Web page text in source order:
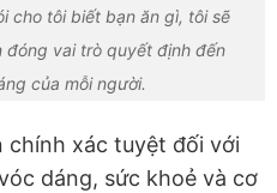
cho tôi biết bạn ăn gì, tôi sẽ
đóng vai trò quyết định đến
của mỗi người.
chính xác tuyệt đối với
dáng, sức khoẻ và cơ